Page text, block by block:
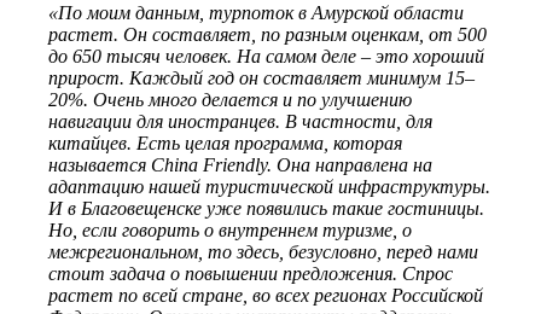
«По моим данным, турпоток в Амурской области
растет. Он составляет, по разным оценкам, от 500
до 650 тысяч человек. На самом деле – это хороший
прирост. Каждый год он составляет минимум 15–
20%. Очень много делается и по улучшению
навигации для иностранцев. В частности, для
китайцев. Есть целая программа, которая
называется China Friendly. Она направлена на
адаптацию нашей туристической инфраструктуры.
И в Благовещенске уже появились такие гостиницы.
Но, если говорить о внутреннем туризме, о
межрегиональном, то здесь, безусловно, перед нами
стоит задача о повышении предложения. Спрос
растет по всей стране, во всех регионах Российской